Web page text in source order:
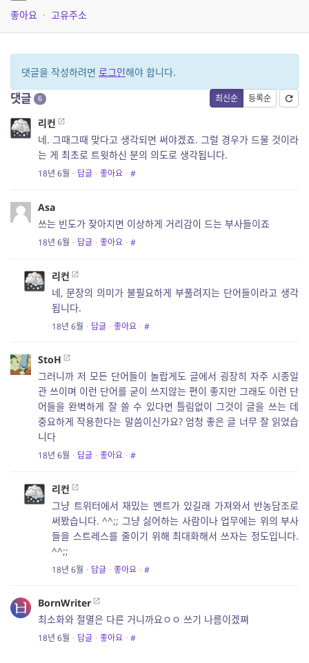
좋아요 · 고유주소
댓글을 작성하려면 로그인해야 합니다.
최신순 등록순
댓글 6
리컨
네. 그때그때 맞다고 생각되면 써야겠죠. 그럴 경우가 드물 것이라
는 게 최초로 트윗하신 분의 의도로 생각됩니다.
18년 6월 · 답글 · 좋아요 · #
Asa
쓰는 빈도가 잦아지면 이상하게 거리감이 드는 부사들이죠
18년 6월 · 답글 · 좋아요 · #
리컨
네, 문장의 의미가 불필요하게 부풀려지는 단어들이라고 생각
됩니다.
18년 6월 · 답글 · 좋아요 · #
StoH
그러니까 저 모든 단어들이 놀랍게도 글에서 굉장히 자주 시종일
관 쓰이며 이런 단어를 굳이 쓰지않는 편이 좋지만 그래도 이런 단
어들을 완벽하게 잘 쓸 수 있다면 틀림없이 그것이 글을 쓰는 데
중요하게 작용한다는 말씀이신가요? 엄청 좋은 글 너무 잘 읽었습
니다
18년 6월 · 답글 · 좋아요 · #
리컨
그냥 트위터에서 재밌는 멘트가 있길래 가져와서 반농담조로
써봤습니다. ^^;; 그냥 싫어하는 사람이나 업무에는 위의 부사
들을 스트레스를 줄이기 위해 최대화해서 쓰자는 정도입니다.
^^;;
18년 6월 · 답글 · 좋아요 · #
BornWriter
최소화와 절멸은 다른 거니까요ㅇㅇ 쓰기 나름이겠쪄
18년 6월 · 답글 · 좋아요 · #